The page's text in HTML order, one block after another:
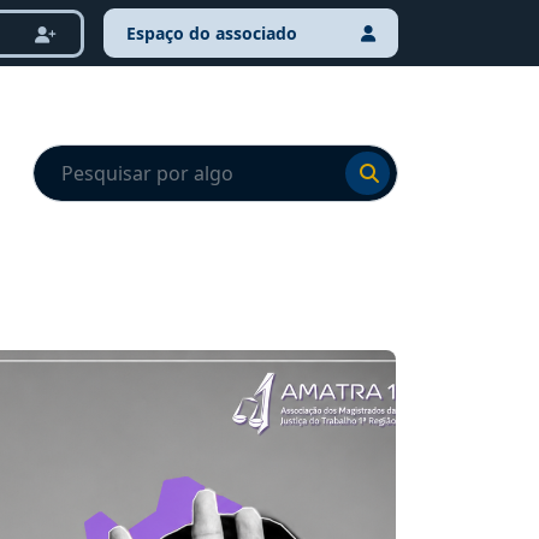
Espaço do associado
Ir para o resultado
Ir para o resultado